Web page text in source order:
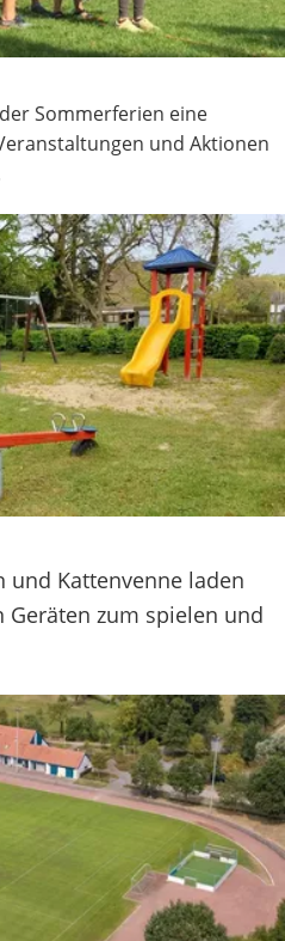
Sommerferien eine
und Aktionen
und Kattenvenne laden
zum spielen und